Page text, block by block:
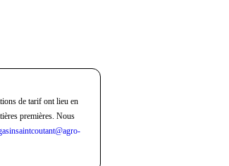
de tarif ont lieu en
premières. Nous